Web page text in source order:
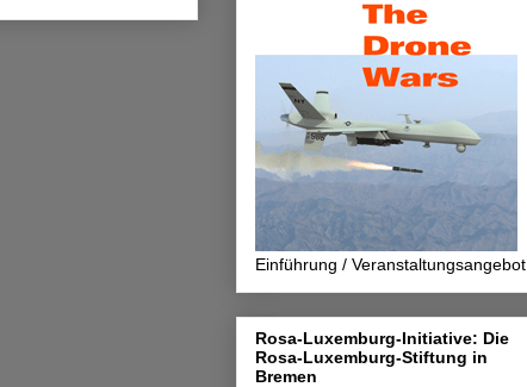
Einführung / Veranstaltungsangebot
Rosa-Luxemburg-Initiative: Die
Rosa-Luxemburg-Stiftung in
Bremen